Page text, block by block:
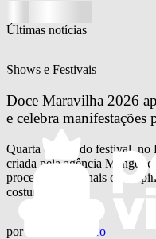
Últimas notícias
Shows e Festivais
Doce Maravilha 2026
e celebra manifestações
Quarta edição do festival, no
criada pela agência Mango,
processos artesanais como
costura
por
Otavio Pinheiro